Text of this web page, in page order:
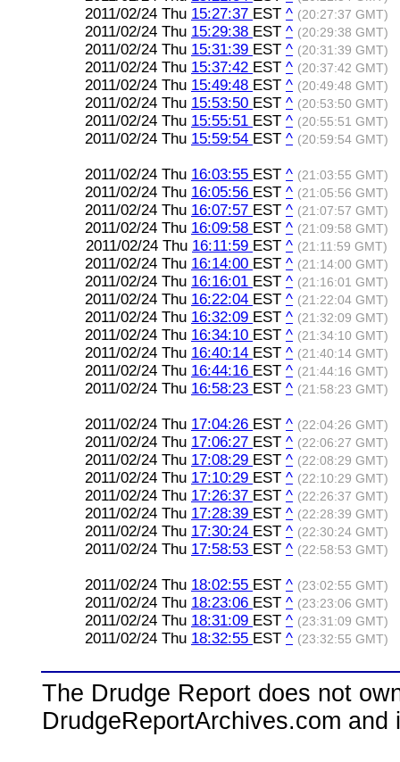
2011/02/24 Thu 15:27:37 EST ^ (20:27:37 GMT)
2011/02/24 Thu 15:29:38 EST ^ (20:29:38 GMT)
2011/02/24 Thu 15:31:39 EST ^ (20:31:39 GMT)
2011/02/24 Thu 15:37:42 EST ^ (20:37:42 GMT)
2011/02/24 Thu 15:49:48 EST ^ (20:49:48 GMT)
2011/02/24 Thu 15:53:50 EST ^ (20:53:50 GMT)
2011/02/24 Thu 15:55:51 EST ^ (20:55:51 GMT)
2011/02/24 Thu 15:59:54 EST ^ (20:59:54 GMT)
2011/02/24 Thu 16:03:55 EST ^ (21:03:55 GMT)
2011/02/24 Thu 16:05:56 EST ^ (21:05:56 GMT)
2011/02/24 Thu 16:07:57 EST ^ (21:07:57 GMT)
2011/02/24 Thu 16:09:58 EST ^ (21:09:58 GMT)
2011/02/24 Thu 16:11:59 EST ^ (21:11:59 GMT)
2011/02/24 Thu 16:14:00 EST ^ (21:14:00 GMT)
2011/02/24 Thu 16:16:01 EST ^ (21:16:01 GMT)
2011/02/24 Thu 16:22:04 EST ^ (21:22:04 GMT)
2011/02/24 Thu 16:32:09 EST ^ (21:32:09 GMT)
2011/02/24 Thu 16:34:10 EST ^ (21:34:10 GMT)
2011/02/24 Thu 16:40:14 EST ^ (21:40:14 GMT)
2011/02/24 Thu 16:44:16 EST ^ (21:44:16 GMT)
2011/02/24 Thu 16:58:23 EST ^ (21:58:23 GMT)
2011/02/24 Thu 17:04:26 EST ^ (22:04:26 GMT)
2011/02/24 Thu 17:06:27 EST ^ (22:06:27 GMT)
2011/02/24 Thu 17:08:29 EST ^ (22:08:29 GMT)
2011/02/24 Thu 17:10:29 EST ^ (22:10:29 GMT)
2011/02/24 Thu 17:26:37 EST ^ (22:26:37 GMT)
2011/02/24 Thu 17:28:39 EST ^ (22:28:39 GMT)
2011/02/24 Thu 17:30:24 EST ^ (22:30:24 GMT)
2011/02/24 Thu 17:58:53 EST ^ (22:58:53 GMT)
2011/02/24 Thu 18:02:55 EST ^ (23:02:55 GMT)
2011/02/24 Thu 18:23:06 EST ^ (23:23:06 GMT)
2011/02/24 Thu 18:31:09 EST ^ (23:31:09 GMT)
2011/02/24 Thu 18:32:55 EST ^ (23:32:55 GMT)
The Drudge Report does not
DrudgeReportArchives.com